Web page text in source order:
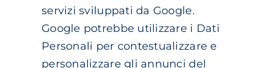
servizi sviluppati da Google.
Google potrebbe utilizzare i Dati
Personali per contestualizzare e
personalizzare gli annunci del